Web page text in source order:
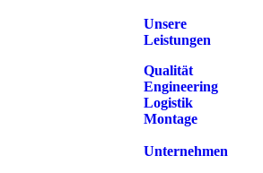
Unsere
Leistungen
Qualität
Engineering
Logistik
Montage
Unternehmen